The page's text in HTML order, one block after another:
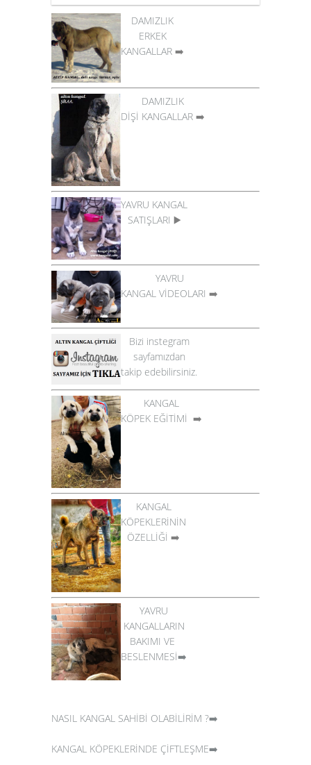
DAMIZLIK
ERKEK
KANGALLAR ➡️
DAMIZLIK
DİŞİ KANGALLAR ➡️
YAVRU KANGAL
SATIŞLARI ▶️
YAVRU
KANGAL VİDEOLARI ➡️
Bizi instegram
sayfamızdan
takip edebilirsiniz.
KANGAL
KÖPEK EĞİTİMİ ➡️
KANGAL
KÖPEKLERİNİN
ÖZELLİĞİ ➡️
YAVRU
KANGALLARIN
BAKIMI VE
BESLENMESİ➡️
NASIL KANGAL SAHİBİ OLABİLİRİM ?➡️
KANGAL KÖPEKLERİNDE ÇİFTLEŞME➡️